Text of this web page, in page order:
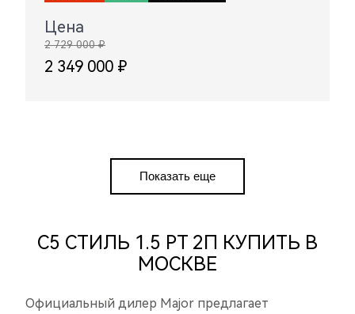
Цена
2 729 000 ₽
2 349 000 ₽
Показать еще
C5 СТИЛЬ 1.5 РТ 2П КУПИТЬ В
МОСКВЕ
Официальный дилер Major предлагает